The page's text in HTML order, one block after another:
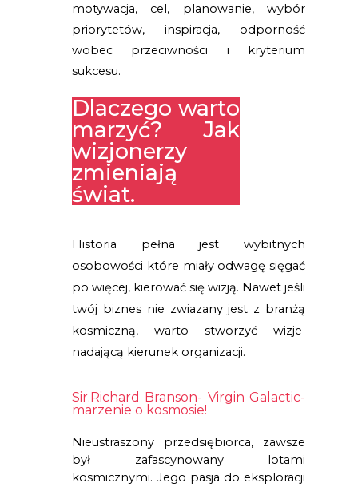
Lorem ipsum dolor sit
Lorem ipsum dolor sit
motywacja, cel, planowanie, wybór
priorytetów, inspiracja, odporność
wobec przeciwności i kryterium
sukcesu.
Dlaczego warto
marzyć? Jak
wizjonerzy
zmieniają
świat.
Historia pełna jest wybitnych
osobowości które miały odwagę sięgać
po więcej, kierować się wizją. Nawet jeśli
twój biznes nie zwiazany jest z branżą
kosmiczną, warto stworzyć wizje
nadającą kierunek organizacji.
Sir.Richard Branson- Virgin Galactic-
marzenie o kosmosie!
Nieustraszony przedsiębiorca, zawsze
był zafascynowany lotami
kosmicznymi. Jego pasja do eksploracji